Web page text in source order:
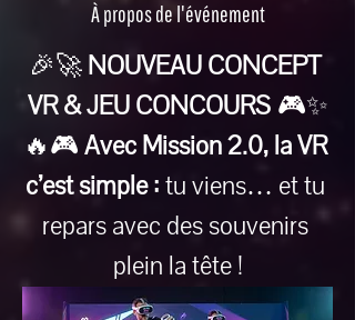
À propos de l'événement
🎉🚀 NOUVEAU CONCEPT
VR & JEU CONCOURS 🎮✨
🔥🎮 Avec Mission 2.0, la VR
c’est simple : tu viens… et tu
repars avec des souvenirs
plein la tête !